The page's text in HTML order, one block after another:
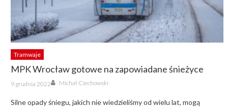
Tramwaje
MPK Wrocław gotowe na zapowiadane śnieżyce
Posted
on
9 grudnia 2022 Author
Michał Ciechowski
Silne opady śniegu, jakich nie wiedzieliśmy od wielu lat, mogą